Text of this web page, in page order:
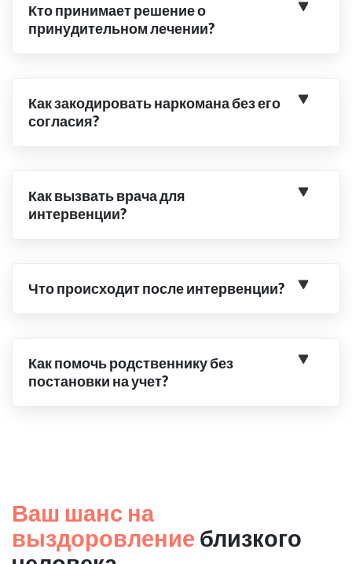
Кто принимает решение о
принудительном лечении?
Как закодировать наркомана без его
согласия?
Как вызвать врача для
интервенции?
Что происходит после интервенции?
Как помочь родственнику без
постановки на учет?
Ваш шанс на
выздоровление близкого